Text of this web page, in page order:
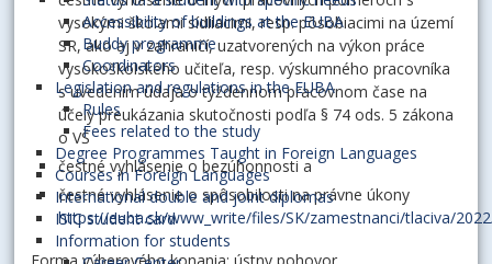
Accessibility of buildings at the EUBA
Buddy programme
Coordinators
Legislation and regulations in the EUBA
Rules
Fees related to the study
Degree Programmes Taught in Foreign Languages
Courses in Foreign Languages
International double and joint diplomas
ISIC student card
Information for students
vysokými školami sídliacimi, resp. pôsobiacimi na území
SR, ako aj v zahraničí, uzatvorených na výkon práce
vysokoškolského učiteľa, resp. výskumného pracovníka
s uvedením údaja o týždennom pracovnom čase na
účely preukázania skutočnosti podľa § 74 ods. 5 zákona
o VŠ
čestné vyhlásenie o bezúhonnosti a
čestné vyhlásenie o spôsobilosti na právne úkony
https://euba.sk/www_write/files/SK/zamestnanci/tlaciva/